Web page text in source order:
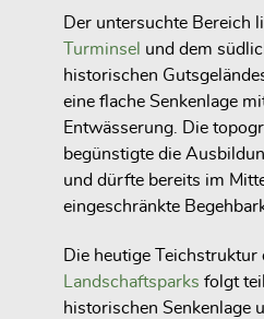
Der untersuchte Bereich
Turminsel und dem
historischen
eine flache Senkenlage
Entwässerung. Die
begünstigte die
und dürfte bereits im
eingeschränkte
Die heutige Teichstruktur
Landschaftsparks folgt
historischen Senkenlage